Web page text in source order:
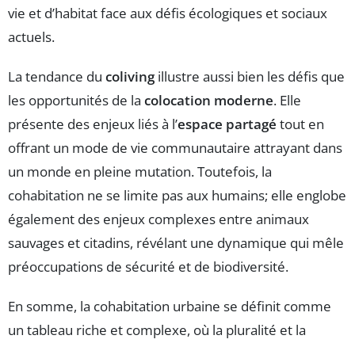
vie et d’habitat face aux défis écologiques et sociaux
actuels.
La tendance du colivingillustre aussi bien les défis que
les opportunités de la colocation moderne. Elle
présente des enjeux liés à l’espace partagé tout en
offrant un mode de vie communautaire attrayant dans
un monde en pleine mutation. Toutefois, la
cohabitation ne se limite pas aux humains; elle englobe
également des enjeux complexes entre animaux
sauvages et citadins, révélant une dynamique qui mêle
préoccupations de sécurité et de biodiversité.
En somme, la cohabitation urbaine se définit comme
un tableau riche et complexe, où la pluralité et la